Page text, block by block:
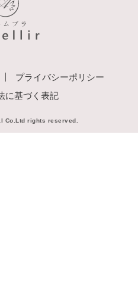
プライバシーポリシー
に基づく表記
Co.Ltd rights reserved.